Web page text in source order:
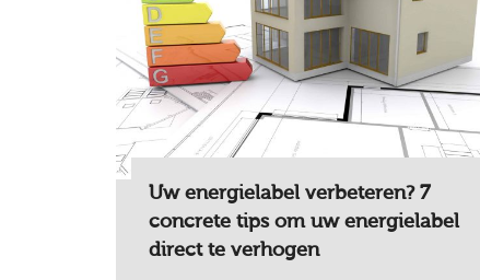
Uw energielabel verbeteren? 7
concrete tips om uw energielabel
direct te verhogen